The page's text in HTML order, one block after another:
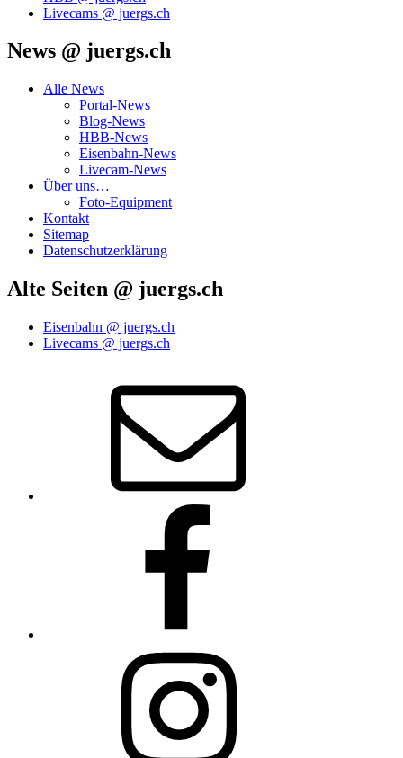
Livecams @ juergs.ch
News @ juergs.ch
Alle News
Portal-News
Blog-News
HBB-News
Eisenbahn-News
Livecam-News
Über uns…
Foto-Equipment
Kontakt
Sitemap
Datenschutzerklärung
Alte Seiten @ juergs.ch
Eisenbahn @ juergs.ch
Livecams @ juergs.ch